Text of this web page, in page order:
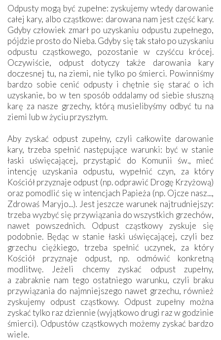
Odpusty mogą być zupełne: zyskujemy wtedy darowanie
całej kary, albo cząstkowe: darowana nam jest część kary.
Gdyby człowiek zmarł po uzyskaniu odpustu zupełnego,
pójdzie prosto do Nieba. Gdyby się tak stało po uzyskaniu
odpustu cząstkowego, pozostanie w czyśćcu krócej.
Oczywiście, odpust dotyczy także darowania kary
doczesnej tu, na ziemi, nie tylko po śmierci. Powinniśmy
bardzo sobie cenić odpusty i chętnie się starać o ich
uzyskanie, bo w ten sposób oddalamy od siebie słuszną
karę za nasze grzechy, którą musielibyśmy odbyć tu na
ziemi lub w życiu przyszłym.
Aby zyskać odpust zupełny, czyli całkowite darowanie
kary, trzeba spełnić następujące warunki: być w stanie
łaski uświęcającej, przystąpić do Komunii św., mieć
intencję uzyskania odpustu, wypełnić czyn, za który
Kościół przyznaje odpust (np. odprawić Drogę Krzyżową)
oraz pomodlić się w intencjach Papieża (np. Ojcze nasz...,
Zdrowaś Maryjo...). Jest jeszcze warunek najtrudniejszy:
trzeba wyzbyć się przywiązania do wszystkich grzechów,
nawet powszednich. Odpust cząstkowy zyskuje się
podobnie. Będąc w stanie łaski uświęcającej, czyli bez
grzechu ciężkiego, trzeba spełnić uczynek, za który
Kościół przyznaje odpust, np. odmówić konkretną
modlitwę. Jeżeli chcemy zyskać odpust zupełny,
a zabraknie nam tego ostatniego warunku, czyli braku
przywiązania do najmniejszego nawet grzechu, również
zyskujemy odpust cząstkowy. Odpust zupełny można
zyskać tylko raz dziennie (wyjątkowo drugi raz w godzinie
śmierci). Odpustów cząstkowych możemy zyskać bardzo
wiele.